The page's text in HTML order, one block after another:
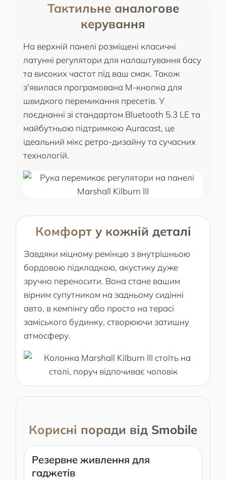
Тактильне аналогове
керування
На верхній панелі розміщені класичні
латунні регулятори для налаштування басу
та високих частот під ваш смак. Також
з'явилася програмована M-кнопка для
швидкого перемикання пресетів. У
поєднанні зі стандартом Bluetooth 5.3 LE та
майбутньою підтримкою Auracast, це
ідеальний мікс ретро-дизайну та сучасних
технологій.
Комфорт у кожній деталі
Завдяки міцному ремінцю з внутрішньою
бордовою підкладкою, акустику дуже
зручно переносити. Вона стане вашим
вірним супутником на задньому сидінні
авто, в кемпінгу або просто на терасі
заміського будинку, створюючи затишну
атмосферу.
Корисні поради від Smobile
Резервне живлення для
гаджетів